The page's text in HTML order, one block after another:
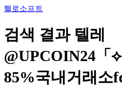
콘
츠
로
너
기
헬로소프트
검색 결과 텔레
@UPCOIN24「
85%국내거래소